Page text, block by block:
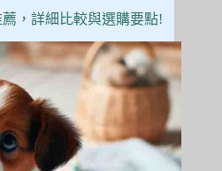
，詳細比較與選購要點!